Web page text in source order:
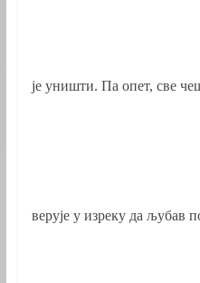
је уништи. Па опет, све
верује у изреку да љубав